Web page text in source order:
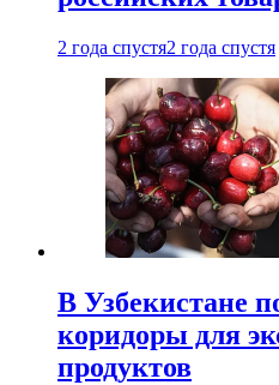
2 года спустя2 года спустя
В Узбекистане
коридоры для
продуктов